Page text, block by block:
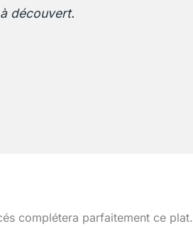
découvert.
complétera parfaitement ce plat.